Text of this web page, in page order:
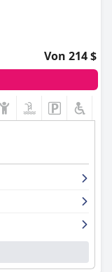
Von 214 $